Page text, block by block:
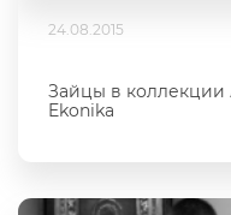
24.08.2015
Зайцы в коллекции
Ekonika